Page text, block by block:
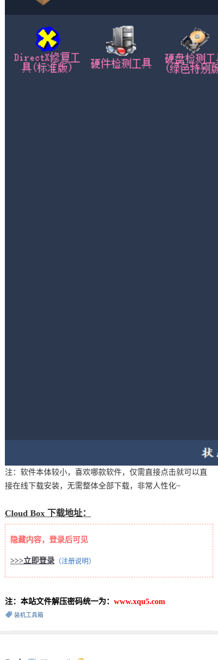
注：软件本体较小，喜欢哪款软件，仅需直接点击就可以直
接在线下载安装，无需整体全部下载，非常人性化~
Cloud Box 下载地址：
隐藏内容，登录后可见
>>>立即登录 （注册说明）
注：本站文件解压密码统一为： www.xqu5.com
装机工具箱